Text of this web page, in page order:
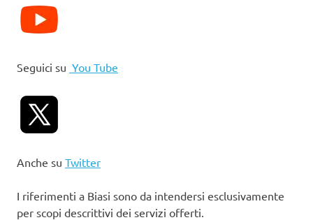
Seguici su You Tube
Anche su Twitter
I riferimenti a Biasi sono da intendersi esclusivamente
per scopi descrittivi dei servizi offerti.